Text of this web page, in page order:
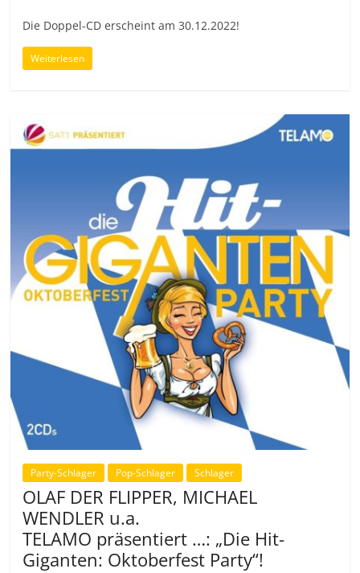
Die Doppel-CD erscheint am 30.12.2022!
Weiterlesen
Party-Schlager Pop-Schlager Schlager
OLAF DER FLIPPER, MICHAEL
WENDLER u.a.
TELAMO präsentiert …: „Die Hit-
Giganten: Oktoberfest Party“!